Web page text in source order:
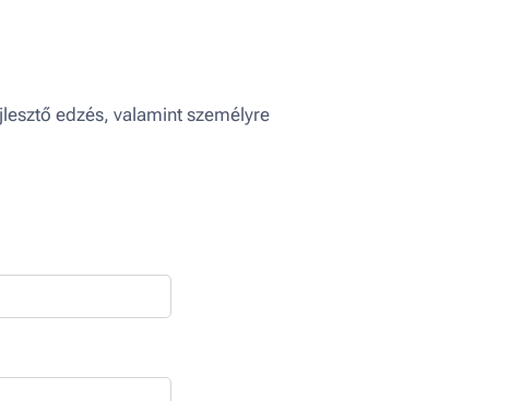
edzés, valamint személyre